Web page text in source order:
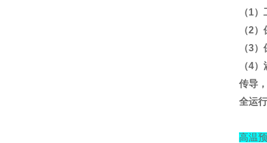
（1）
（2）
（3）
（4）
传导
全运
高温